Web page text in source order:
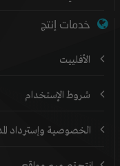
خدمات إنتج
الأفلييت
شروط الإستخدام
الخصوصية وإسترداد